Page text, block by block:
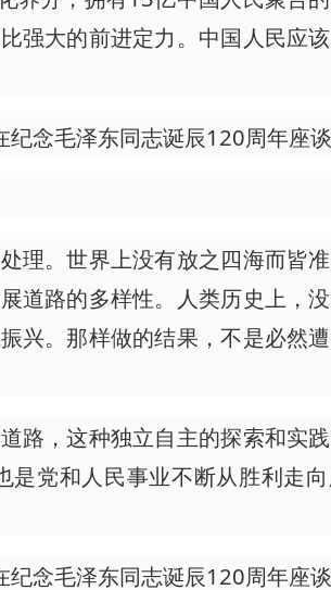
强大的前进定力。中国人民应该
纪念毛泽东同志诞辰120周年座谈
理。世界上没有放之四海而皆
路的多样性。人类历史上，没
兴。那样做的结果，不是必然
路，这种独立自主的探索和实
党和人民事业不断从胜利走
纪念毛泽东同志诞辰120周年座谈